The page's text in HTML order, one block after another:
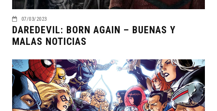
07/03/2023
DAREDEVIL: BORN AGAIN – BUENAS Y
MALAS NOTICIAS